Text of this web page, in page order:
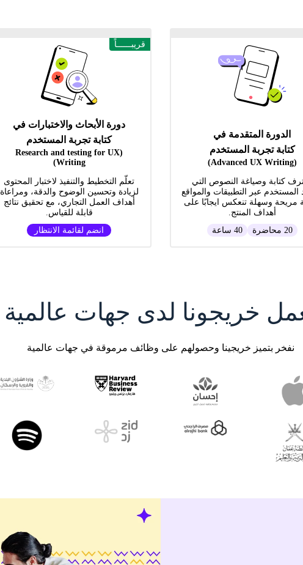
الدورة المتقدمة في
كتابة تجربة المستخدم
(Advanced UX Writing)
كتابة وصياغة النصوص التي
المستخدم عبر التطبيقات والمواقع
مريحة وسهلة تنعكس ايجابًا على
أهداف المنتج.
20 محاضرة
40 ساعة
قريبــــــاً
دورة الأبحاث والاختبارات في
كتابة تجربة المستخدم
(Research and testing for UX
Writing)
تعلّم التخطيط والتنفيذ لاختبار المحتوى
لزيادة وتحسين الوضوح والدقة، ومراعاة
أهداف العمل التجاري، مع تحقيق نتائج
قابلة للقياس.
انضم لقائمة الانتظار
خريجونا لدى جهات عالمية
نفخر بتميز خريجينا وحصولهم على وظائف مرموقة في جهات عالمية